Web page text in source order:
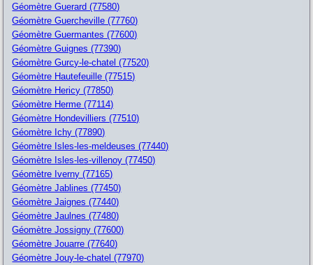
Géomètre Guerard (77580)
Géomètre Guercheville (77760)
Géomètre Guermantes (77600)
Géomètre Guignes (77390)
Géomètre Gurcy-le-chatel (77520)
Géomètre Hautefeuille (77515)
Géomètre Hericy (77850)
Géomètre Herme (77114)
Géomètre Hondevilliers (77510)
Géomètre Ichy (77890)
Géomètre Isles-les-meldeuses (77440)
Géomètre Isles-les-villenoy (77450)
Géomètre Iverny (77165)
Géomètre Jablines (77450)
Géomètre Jaignes (77440)
Géomètre Jaulnes (77480)
Géomètre Jossigny (77600)
Géomètre Jouarre (77640)
Géomètre Jouy-le-chatel (77970)